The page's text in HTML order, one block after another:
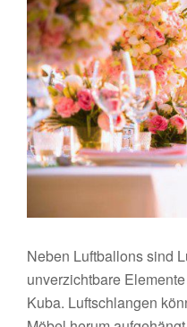
Neben Luftballons sind
unverzichtbare
Kuba. Luftschlangen